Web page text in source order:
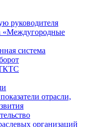
руководителя
«Междугородные
система
отрасли,
организаций